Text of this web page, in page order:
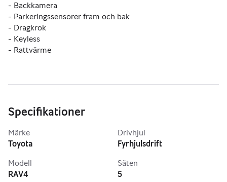
- Backkamera
- Parkeringssensorer fram och bak
- Dragkrok
- Keyless
- Rattvärme
Nästa besiktning senast: 2027-05-31
Available for export. VAT deductible. Net price: 295 920 kr.
Specifikationer
Märke
Toyota
Modell
RAV4
Drivhjul
Fyrhjulsdrift
Säten
5